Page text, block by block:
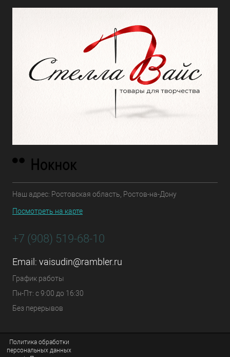
Наш адрес: Ростовская область, Ростов-на-Дону
Посмотреть на карте
+7 (908) 519-68-10
Email: vaisudin@rambler.ru
График работы
Пн-Пт: с 9:00 до 16:30
Без перерывов
Политика обработки
персональных данных